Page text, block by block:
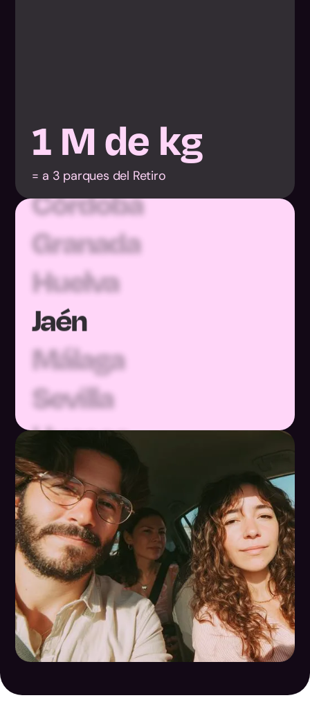
1M de kg
= a 3 parques del Retiro
Cádiz
Córdoba
Granada
Huelva
Jaén
Málaga
Sevilla
Huesca
Teruel
Zaragoza
Asturias
Baleares
Las Palmas
Santa Cruz de
Tenerife